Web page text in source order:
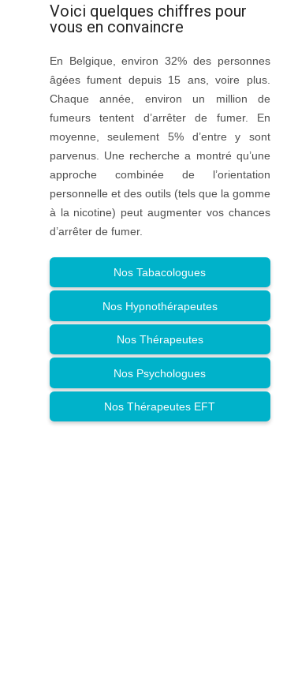
Voici quelques chiffres pour
vous en convaincre
En Belgique, environ 32% des personnes
âgées fument depuis 15 ans, voire plus.
Chaque année, environ un million de
fumeurs tentent d’arrêter de fumer. En
moyenne, seulement 5% d’entre y sont
parvenus. Une recherche a montré qu’une
approche combinée de l’orientation
personnelle et des outils (tels que la gomme
à la nicotine) peut augmenter vos chances
d’arrêter de fumer.
Nos Tabacologues
Nos Hypnothérapeutes
Nos Thérapeutes
Nos Psychologues
Nos Thérapeutes EFT